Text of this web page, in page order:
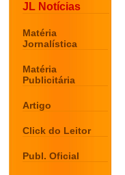
JL Notícias
Matéria
Jornalística
Matéria
Publicitária
Artigo
Click do Leitor
Publ. Oficial